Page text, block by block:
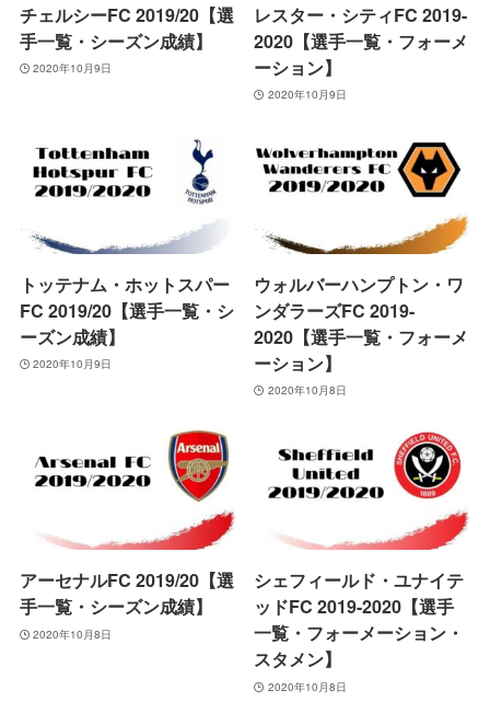
チェルシーFC 2019/20【選
手一覧・シーズン成績】
2020年10月9日
レスター・シティFC 2019-
2020【選手一覧・フォーメ
ーション】
2020年10月9日
トッテナム・ホットスパー
FC 2019/20【選手一覧・シ
ーズン成績】
2020年10月9日
ウォルバーハンプトン・ワ
ンダラーズFC 2019-
2020【選手一覧・フォーメ
ーション】
2020年10月8日
アーセナルFC 2019/20【選
手一覧・シーズン成績】
2020年10月8日
シェフィールド・ユナイテ
ッドFC 2019-2020【選手
一覧・フォーメーション・
スタメン】
2020年10月8日